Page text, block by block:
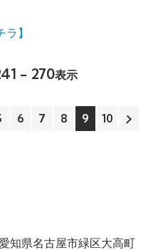
】
- 270表示
6 7 8 9 10
県名古屋市緑区大高町